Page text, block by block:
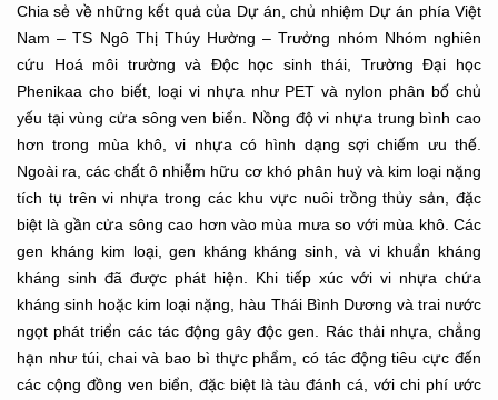
Chia sẻ về những kết quả của Dự án, chủ nhiệm Dự án phía Việt
Nam – TS Ngô Thị Thúy Hường – Trưởng nhóm Nhóm nghiên
cứu Hoá môi trường và Độc học sinh thái, Trường Đại học
Phenikaa cho biết, loại vi nhựa như PET và nylon phân bố chủ
yếu tại vùng cửa sông ven biển. Nồng độ vi nhựa trung bình cao
hơn trong mùa khô, vi nhựa có hình dạng sợi chiếm ưu thế.
Ngoài ra, các chất ô nhiễm hữu cơ khó phân huỷ và kim loại nặng
tích tụ trên vi nhựa trong các khu vực nuôi trồng thủy sản, đặc
biệt là gần cửa sông cao hơn vào mùa mưa so với mùa khô. Các
gen kháng kim loại, gen kháng kháng sinh, và vi khuẩn kháng
kháng sinh đã được phát hiện. Khi tiếp xúc với vi nhựa chứa
kháng sinh hoặc kim loại nặng, hàu Thái Bình Dương và trai nước
ngọt phát triển các tác động gây độc gen. Rác thải nhựa, chẳng
hạn như túi, chai và bao bì thực phẩm, có tác động tiêu cực đến
các cộng đồng ven biển, đặc biệt là tàu đánh cá, với chi phí ước